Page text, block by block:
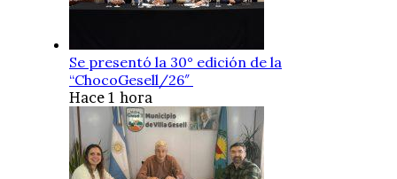
Se presentó la 30° edición de la
“ChocoGesell/26″
Hace 1 hora